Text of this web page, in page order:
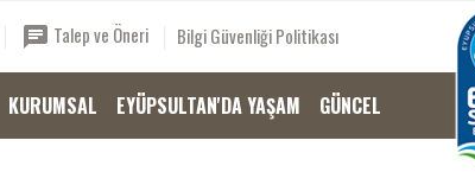
Talep ve Öneri Bilgi Güvenliği Politikası
KURUMSAL EYÜPSULTAN'DA YAŞAM GÜNCEL